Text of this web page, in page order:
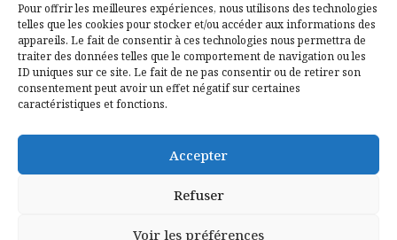
Pour offrir les meilleures expériences, nous utilisons des technologies
telles que les cookies pour stocker et/ou accéder aux informations des
appareils. Le fait de consentir à ces technologies nous permettra de
traiter des données telles que le comportement de navigation ou les
ID uniques sur ce site. Le fait de ne pas consentir ou de retirer son
consentement peut avoir un effet négatif sur certaines
caractéristiques et fonctions.
Accepter
Refuser
Voir les préférences
Contactez-nous
Mentions légales